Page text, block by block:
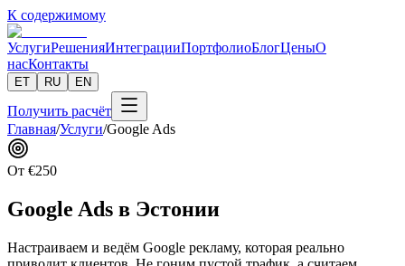
К содержимому
УслугиРешенияИнтеграцииПортфолиоБлогЦеныО
насКонтакты
ET RU EN
Получить расчёт
Главная/Услуги/Google Ads
От €250
Google Ads в Эстонии
Настраиваем и ведём Google рекламу, которая реально